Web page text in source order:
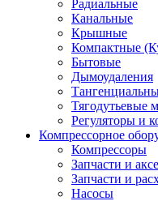
Радиальные
Канальные
Крышные
Компактные
Бытовые
Дымоудаления
Тягодутьевые
Регуляторы и
Компрессорное
Компрессоры
Запчасти и
Запчасти и
Насосы